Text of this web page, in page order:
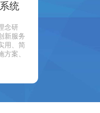
统
念研
新服务
用、简
方案、